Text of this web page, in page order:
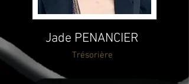
Jade PENANCIER
Trésorière